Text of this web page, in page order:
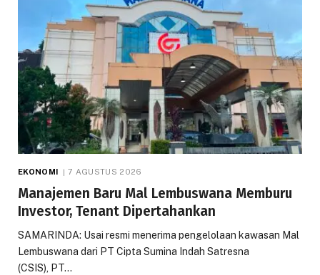
EKONOMI 7 AGUSTUS 2026
Manajemen Baru Mal Lembuswana Memburu
Investor, Tenant Dipertahankan
SAMARINDA: Usai resmi menerima pengelolaan kawasan Mal
Lembuswana dari PT Cipta Sumina Indah Satresna
(CSIS), PT…